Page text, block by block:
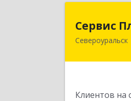
Сервис
Североуральск
Клиентов на